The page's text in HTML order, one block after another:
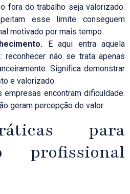
fora do trabalho seja valorizado.
esse limite conseguem
motivado por mais tempo.
E aqui entra aquela
reconhecer não se trata apenas
Significa demonstrar
e valorizado.
encontram dificuldade.
geram percepção de valor.
para